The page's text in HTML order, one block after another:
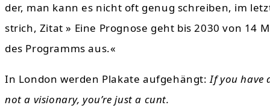
der, man kann es nicht oft genug schreiben, im
strich, Zitat » Eine Prognose geht bis 2030 von
des Programms aus.«
In London werden Plakate aufgehängt:If you have
not a visionary, you’re just a cunt.